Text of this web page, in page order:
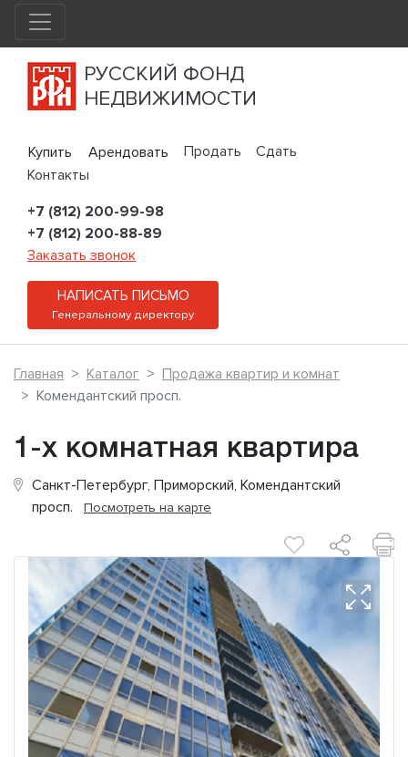
РУССКИЙ ФОНД
НЕДВИЖИМОСТИ
Купить Арендовать Продать
Сдать
Контакты
+7 (812) 200-99-98
+7 (812) 200-88-89
Заказать звонок
НАПИСАТЬ ПИСЬМО
Генеральному директору
Главная Каталог
Продажа квартир и комнат
Комендантский просп.
1-х комнатная квартира
Санкт-Петербург, Приморский, Комендантский
просп. Посмотреть на карте